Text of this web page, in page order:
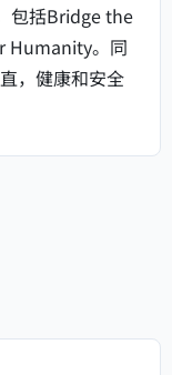
包括Bridge the
Humanity。同
，健康和安全